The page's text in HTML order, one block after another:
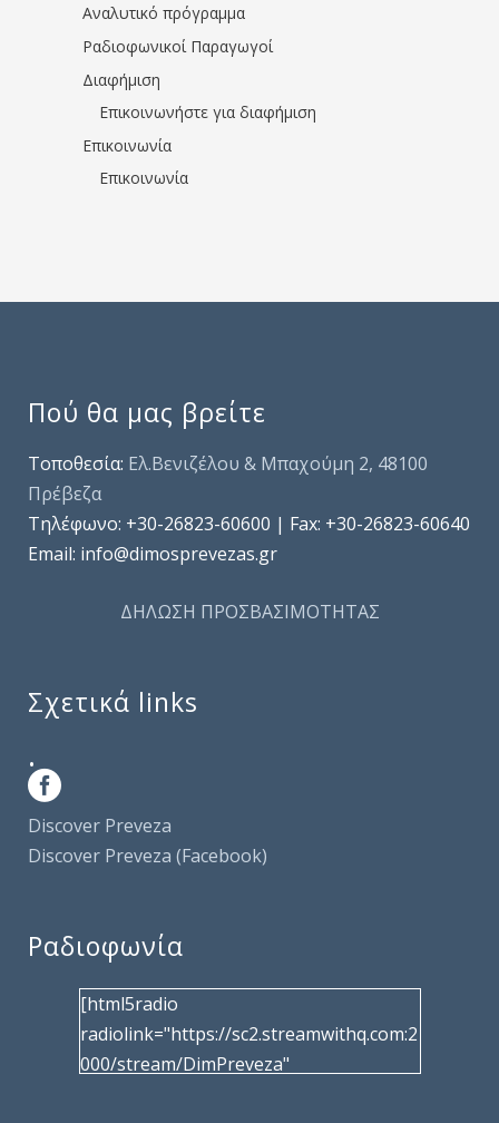
Αναλυτικό πρόγραμμα
Ραδιοφωνικοί Παραγωγοί
Διαφήμιση
Επικοινωνήστε για διαφήμιση
Επικοινωνία
Επικοινωνία
Πού θα μας βρείτε
Τοποθεσία: Ελ.Βενιζέλου & Μπαχούμη 2, 48100
Πρέβεζα
Τηλέφωνo: +30-26823-60600 | Fax: +30-26823-60640
Email: info@dimosprevezas.gr
ΔΗΛΩΣΗ ΠΡΟΣΒΑΣΙΜΟΤΗΤΑΣ
Σχετικά links
.
Discover Preveza
Discover Preveza (Facebook)
Ραδιοφωνία
[html5radio
radiolink="https://sc2.streamwithq.com:2
000/stream/DimPreveza"